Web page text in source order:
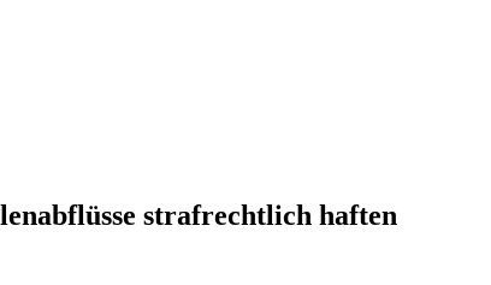
strafrechtlich haften